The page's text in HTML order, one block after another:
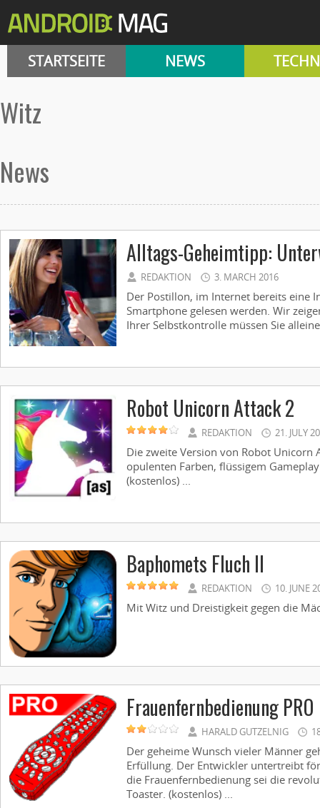
STARTSEITE NEWS
witz
News
Alltags-Geheimtipp:
REDAKTION 3. MARCH 2016
Der Postillon, im Internet bereits eine
Smartphone gelesen werden. Wir
Ihrer Selbstkontrolle müssen Sie
Robot Unicorn Attack 2
REDAKTION 21. JULY
Die zweite Version von Robot Unicorn
opulenten Farben, flüssigem
(kostenlos) ...
Baphomets Fluch II
REDAKTION 10. JUNE
Mit Witz und Dreistigkeit gegen die
Frauenfernbedienung PRO
HARALD GUTZELNIG
Der geheime Wunsch vieler Männer
Erfüllung. Der Entwickler untertreibt
die Frauenfernbedienung sei die
Toaster. (kostenlos) ...